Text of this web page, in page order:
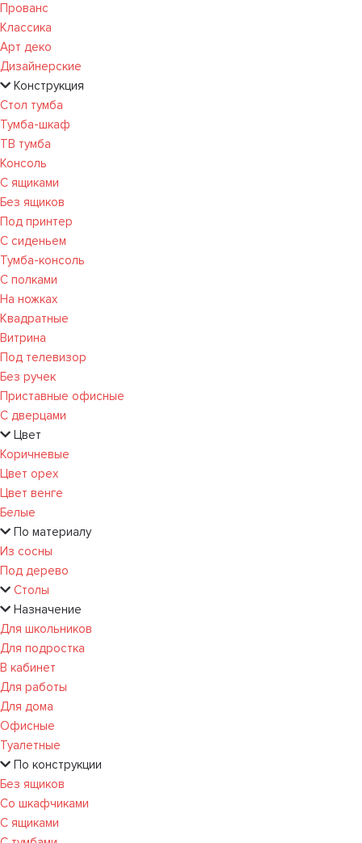
Прованс
Классика
Арт деко
Дизайнерские
Конструкция
Стол тумба
Тумба-шкаф
ТВ тумба
Консоль
С ящиками
Без ящиков
Под принтер
С сиденьем
Тумба-консоль
С полками
На ножках
Квадратные
Витрина
Под телевизор
Без ручек
Приставные офисные
С дверцами
Цвет
Коричневые
Цвет орех
Цвет венге
Белые
По материалу
Из сосны
Под дерево
Столы
Назначение
Для школьников
Для подростка
В кабинет
Для работы
Для дома
Офисные
Туалетные
По конструкции
Без ящиков
Со шкафчиками
С ящиками